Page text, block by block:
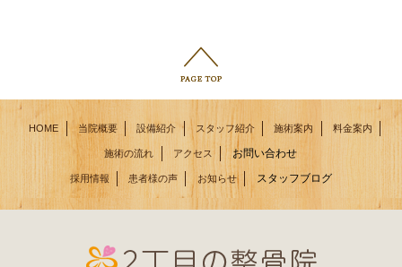
HOME 当院概要 設備紹介 スタッフ紹介 施術案内 料金案内
施術の流れ アクセス お問い合わせ
採用情報 患者様の声 お知らせ スタッフブログ